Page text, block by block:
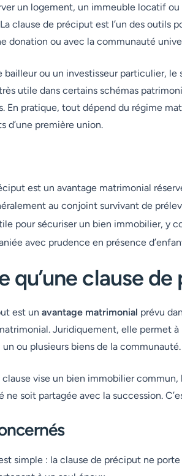
un logement, un immeuble locatif
clause de préciput est l’un des outils
donation ou avec la communauté
bailleur ou un investisseur particulier,
utile dans certains schémas
En pratique, tout dépend du régime
d’une première union.
est un avantage matrimonial
au conjoint survivant de
pour sécuriser un bien immobilier, y
avec prudence en présence
qu’une clause
est un avantage matrimonial prévu
Juridiquement, elle permet à
un ou plusieurs biens de la communauté.
vise un bien immobilier
ne soit partagée avec la succession.
simple : la clause de préciput ne porte